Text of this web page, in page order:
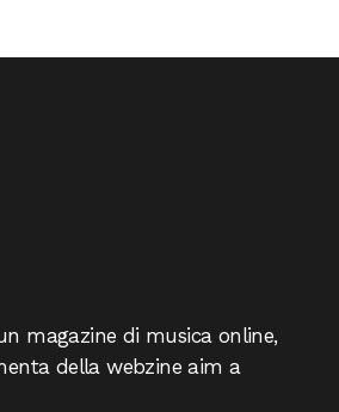
magazine di musica online,
della webzine aim a